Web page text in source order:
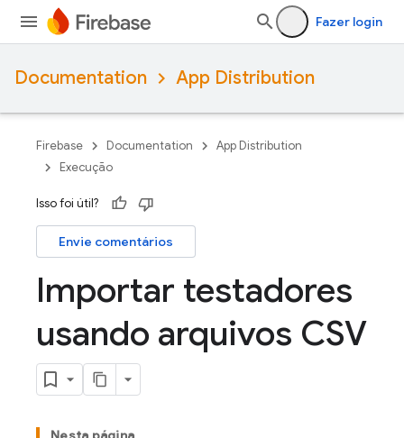
Fazer login
Documentation App Distribution
Firebase Documentation
App Distribution
Execução
Isso foi útil?
Envie comentários
Importar testadores
usando arquivos CSV